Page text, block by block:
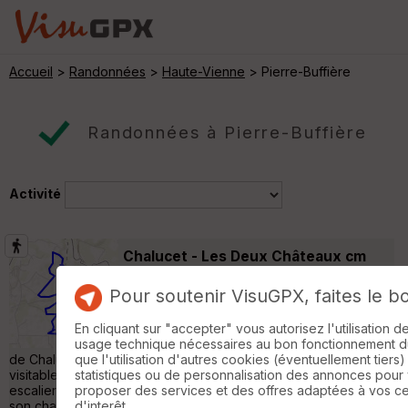
Accueil > Randonnées > Haute-Vienne > Pierre-Buffière
Randonnées à Pierre-Buffière
Activité
Chalucet - Les Deux Châteaux cm
13 km
Deux vues sur la brume matinale chemin
faisant, au pôle de Lanaud. Le tour des tours
de Chalucet bien aménagées, il y a 30 ans étaient pas
visitables, a vos risques.... On remarquera les restes d'un
escalier en pierres sur une tour. La passerelle de la Ligoure et
Pour soutenir VisuGPX, faites le
En cliquant sur "accepter" vous autorisez l'utilisation
usage technique nécessaires au bon fonctionnement
que l'utilisation d'autres cookies (éventuellement
statistiques ou de personnalisation des annonces pour
proposer des services et des offres adaptées à vos